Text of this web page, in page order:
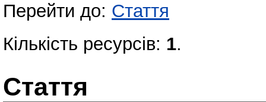
Перейти до: Стаття
Кількість ресурсів: 1.
Стаття